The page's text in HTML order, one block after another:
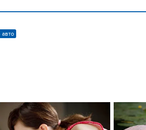
авто